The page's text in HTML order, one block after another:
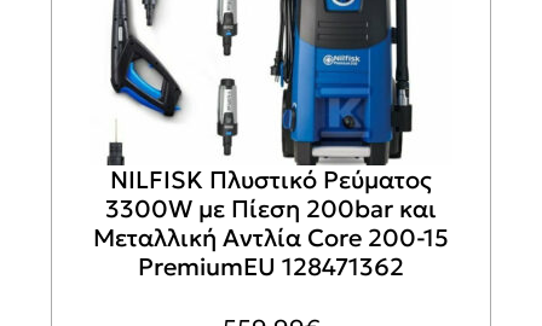
NILFISK Πλυστικό Ρεύματος
3300W με Πίεση 200bar και
Μεταλλική Αντλία Core 200-15
PremiumEU 128471362